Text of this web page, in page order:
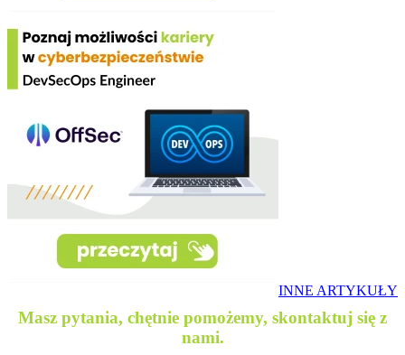
INNE ARTYKUŁY
Masz pytania, chętnie pomożemy, skontaktuj się z
nami.